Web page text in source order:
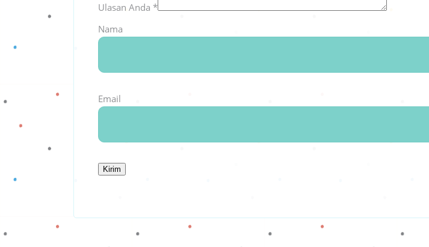
Ulasan Anda *
Nama
Email